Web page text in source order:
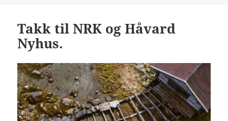
Takk til NRK og Håvard
Nyhus.